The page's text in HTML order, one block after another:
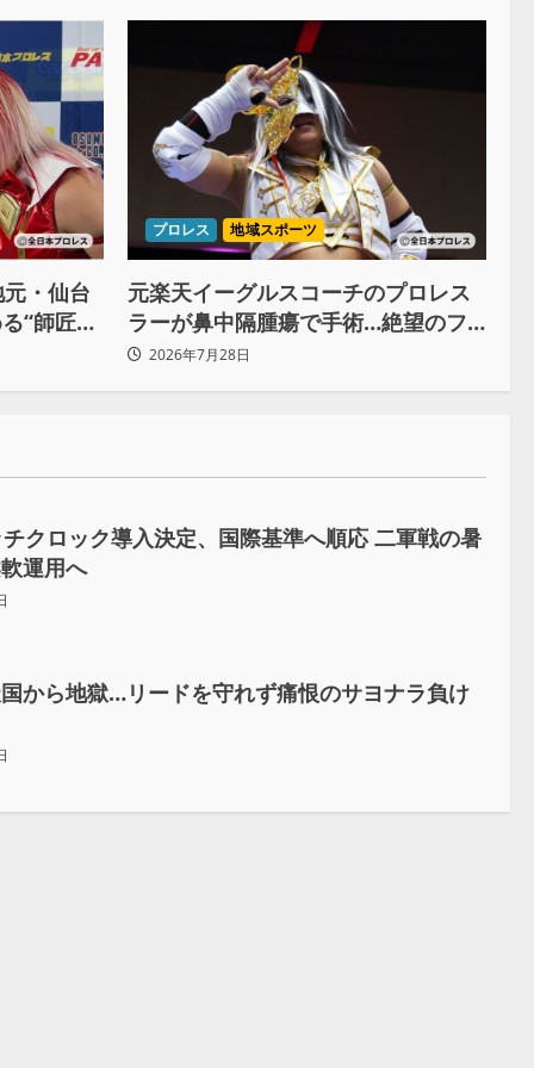
元・仙台
“師匠の
の決意
プロレス 地域スポーツ
元楽天イーグルスコーチのプロレス
ラーが鼻中隔腫瘍で手術…絶望のフ
チで救われたリーダーの言葉
2026年7月28日
クロック導入決定、国際基準へ順応 二軍戦の暑
運用へ
国から地獄…リードを守れず痛恨のサヨナラ負け